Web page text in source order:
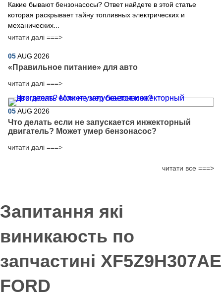
Какие бывают бензонасосы? Ответ найдете в этой статье
которая раскрывает тайну топливных электрических и
механических...
читати далі ===>
05AUG 2026
​«Правильное питание» для авто
читати далі ===>
05AUG 2026
Что делать если не запускается инжекторный
двигатель? Может умер бензонасос?
читати далі ===>
читати все ===>
Запитання які
виникаюсть по
запчастині XF5Z9H307AE
FORD